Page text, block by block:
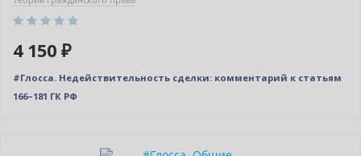
4 150 ₽
#Глосса. Недействительность сделки: комментарий к статьям
166–181 ГК РФ